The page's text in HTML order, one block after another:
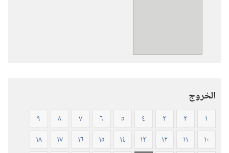
(ورقي
الغلاف)
الخروج
١ ٢ ٣ ٤ ٥ ٦ ٧ ٨
٩
١٠
١١ ١٢ ١٣ ١٤ ١٥ ١٦ ١٧
١٨